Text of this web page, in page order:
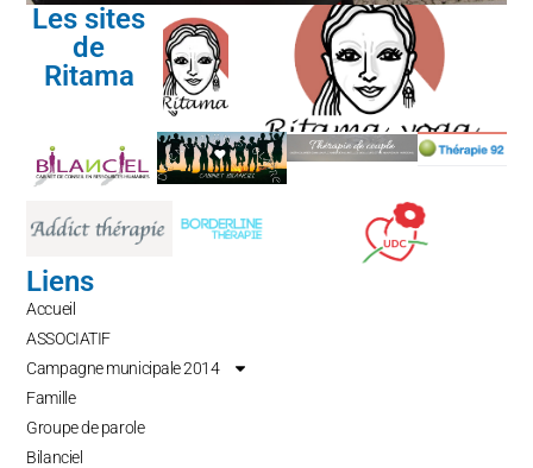
Les sites
de
Ritama
Liens
Accueil
ASSOCIATIF
Campagne municipale 2014
Famille
Groupe de parole
Bilanciel